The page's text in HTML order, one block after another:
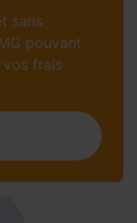
sans
pouvant
vos frais